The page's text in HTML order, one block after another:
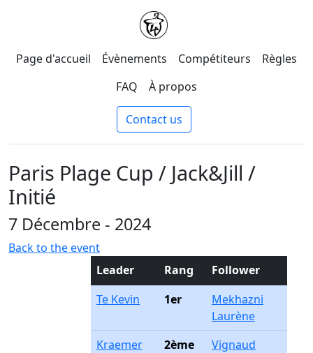
Page d'accueil Évènements Compétiteurs
Règles
FAQ
À propos
Contact us
Paris Plage Cup / Jack&Jill /
Initié
7 Décembre - 2024
Back to the event
Leader
Rang
Follower
Te Kevin
1er
Mekhazni
Laurène
Kraemer
2ème
Vignaud